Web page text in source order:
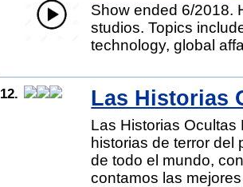
Show ended 6/2018.
studios. Topics
technology, global
12. Las Historias
Las Historias
historias de terror del
de todo el mundo,
contamos las